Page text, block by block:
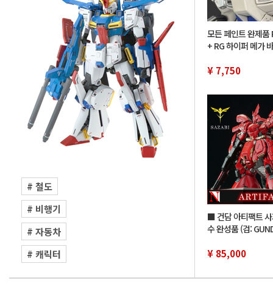
# 철도
# 비행기
# 자동차
# 캐릭터
모든 페인트 완제품
+ RG 하이퍼 메가
¥ 7,750
■ 건담 아티팩트
수 완성품 (검:
건프라 개조
¥ 85,000